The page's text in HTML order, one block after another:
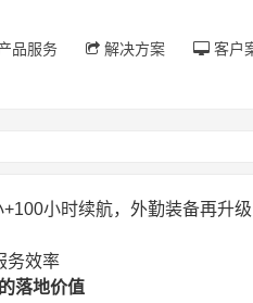
品服务 解决方案 客户
小时续航，外勤装备再升级
务效率
落地价值